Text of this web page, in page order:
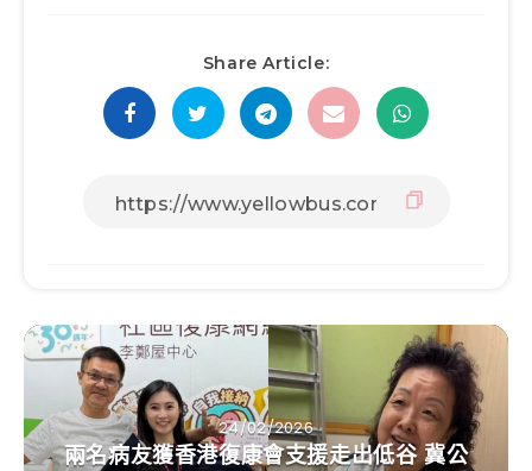
Share Article:
24/02/2026
兩名病友獲香港復康會支援走出低谷 冀公